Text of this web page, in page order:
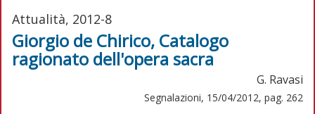
Attualità, 2012-8
Giorgio de Chirico, Catalogo
ragionato dell'opera sacra
G. Ravasi
Segnalazioni, 15/04/2012, pag. 262